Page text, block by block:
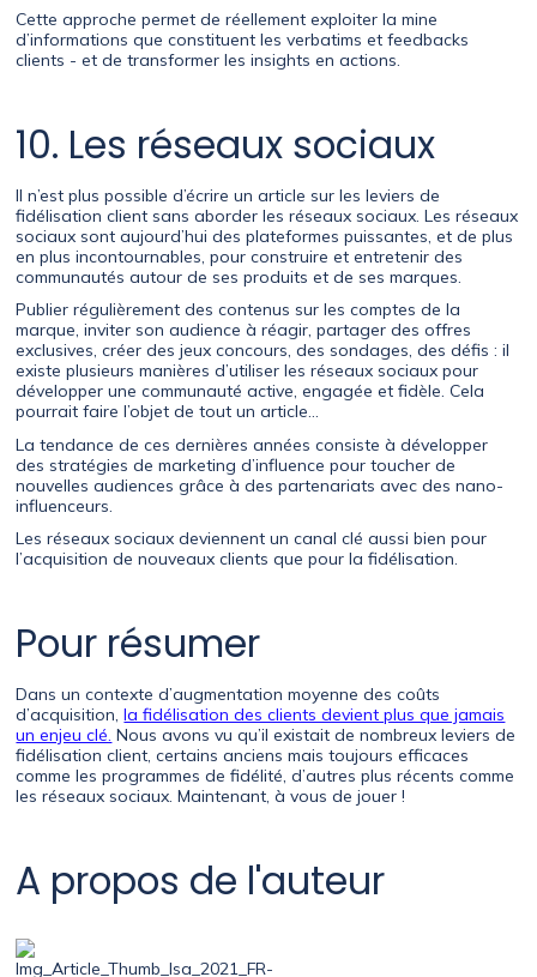
Cette approche permet de réellement exploiter la mine
d’informations que constituent les verbatims et feedbacks
clients - et de transformer les insights en actions.
10. Les réseaux sociaux
Il n’est plus possible d’écrire un article sur les leviers de
fidélisation client sans aborder les réseaux sociaux. Les réseaux
sociaux sont aujourd’hui des plateformes puissantes, et de plus
en plus incontournables, pour construire et entretenir des
communautés autour de ses produits et de ses marques.
Publier régulièrement des contenus sur les comptes de la
marque, inviter son audience à réagir, partager des offres
exclusives, créer des jeux concours, des sondages, des défis : il
existe plusieurs manières d’utiliser les réseaux sociaux pour
développer une communauté active, engagée et fidèle. Cela
pourrait faire l’objet de tout un article…
La tendance de ces dernières années consiste à développer
des stratégies de marketing d’influence pour toucher de
nouvelles audiences grâce à des partenariats avec des nano-
influenceurs.
Les réseaux sociaux deviennent un canal clé aussi bien pour
l’acquisition de nouveaux clients que pour la fidélisation.
Pour résumer
Dans un contexte d’augmentation moyenne des coûts
d’acquisition,la fidélisation des clients devient plus que jamais
un enjeu clé. Nous avons vu qu’il existait de nombreux leviers de
fidélisation client, certains anciens mais toujours efficaces
comme les programmes de fidélité, d’autres plus récents comme
les réseaux sociaux. Maintenant, à vous de jouer !
A propos de l'auteur